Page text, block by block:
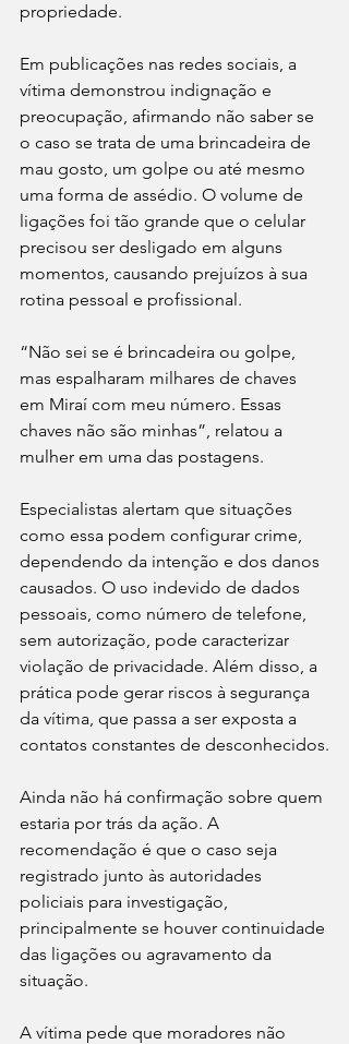
propriedade.
Em publicações nas redes sociais, a
vítima demonstrou indignação e
preocupação, afirmando não saber se
o caso se trata de uma brincadeira de
mau gosto, um golpe ou até mesmo
uma forma de assédio. O volume de
ligações foi tão grande que o celular
precisou ser desligado em alguns
momentos, causando prejuízos à sua
rotina pessoal e profissional.
“Não sei se é brincadeira ou golpe,
mas espalharam milhares de chaves
em Miraí com meu número. Essas
chaves não são minhas”, relatou a
mulher em uma das postagens.
Especialistas alertam que situações
como essa podem configurar crime,
dependendo da intenção e dos danos
causados. O uso indevido de dados
pessoais, como número de telefone,
sem autorização, pode caracterizar
violação de privacidade. Além disso, a
prática pode gerar riscos à segurança
da vítima, que passa a ser exposta a
contatos constantes de desconhecidos.
Ainda não há confirmação sobre quem
estaria por trás da ação. A
recomendação é que o caso seja
registrado junto às autoridades
policiais para investigação,
principalmente se houver continuidade
das ligações ou agravamento da
situação.
A vítima pede que moradores não